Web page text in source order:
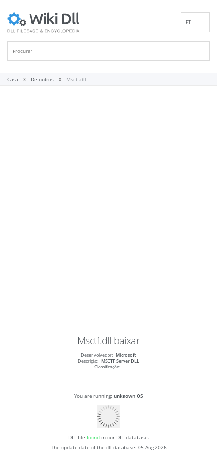
PT
Casa De outros Msctf.dll
Msctf.dll baixar
Desenvolvedor: Microsoft
Descrição: MSCTF Server DLL
Classificação:
You are running: unknown OS
DLL file foundin our DLL database.
The update date of the dll database: 05 Aug 2026